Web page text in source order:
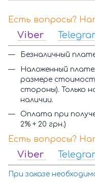
Есть вопросы?
Viber
Безналичный
Наложенный
размере
стороны). Только
наличии.
Оплата при
2% + 20 грн.)
Есть вопросы?
Viber
При заказе